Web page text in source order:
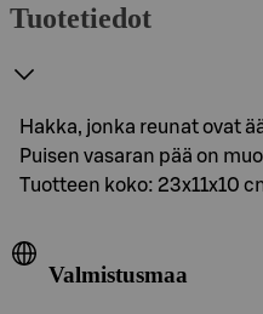
Tuotetiedot
Hakka, jonka reunat ovat
Puisen vasaran pää on
Tuotteen koko: 23x11x10
Valmistusmaa